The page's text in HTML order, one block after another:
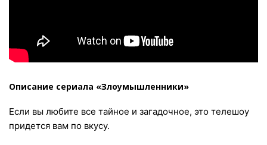
Описание сериала «Злоумышленники»
Если вы любите все тайное и загадочное, это телешоу
придется вам по вкусу.